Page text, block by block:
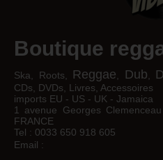
Boutique
Ska, Roots, Reggae Dub
CDs, DVDs, Livres, Accessoires
imports EU - US - UK - Jamaica
1 avenue Georges
FRANCE
Tel : 0033 650 918 605
Email :